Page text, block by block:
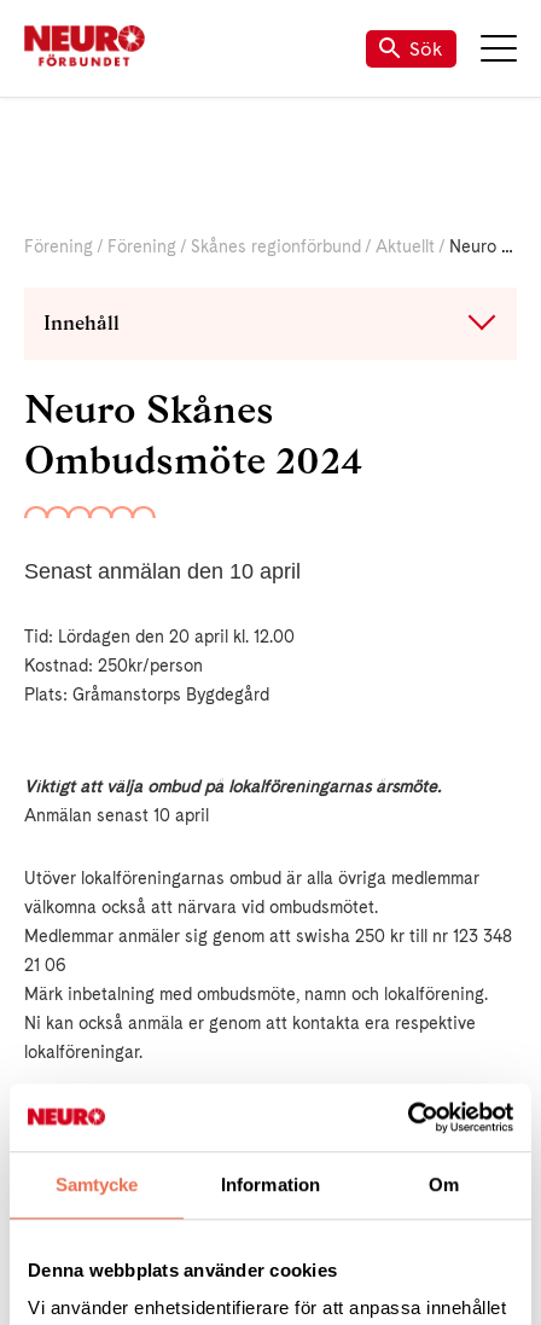
Samtycke Information Om
Denna webbplats använder cookies
Vi använder enhetsidentifierare för att anpassa innehållet
Sök
Förening Förening Skånes regionförbund Aktuellt Neuro Skånes Ombudsmöte 2024
Innehåll
Neuro Skånes
Ombudsmöte 2024
Senast anmälan den 10 april
Tid: Lördagen den 20 april kl. 12.00
Kostnad: 250kr/person
Plats: Gråmanstorps Bygdegård
Viktigt att välja ombud på lokalföreningarnas årsmöte.
Anmälan senast 10 april
Utöver lokalföreningarnas ombud är alla övriga medlemmar
välkomna också att närvara vid ombudsmötet.
Medlemmar anmäler sig genom att swisha 250 kr till nr 123 348
21 06
Märk inbetalning med ombudsmöte, namn och lokalförening.
Ni kan också anmäla er genom att kontakta era respektive
lokalföreningar.
13.00 Ombudsmöte, kaffe och tårta
Ca. 16.00 Avslutning
Med hopp om god uppslutning
Neuro Skånes styrelse